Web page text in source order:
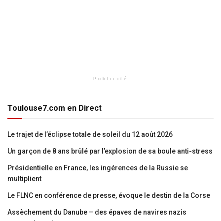
Publicité
Toulouse7.com en Direct
Le trajet de l’éclipse totale de soleil du 12 août 2026
Un garçon de 8 ans brûlé par l’explosion de sa boule anti-stress
Présidentielle en France, les ingérences de la Russie se
multiplient
Le FLNC en conférence de presse, évoque le destin de la Corse
Assèchement du Danube – des épaves de navires nazis